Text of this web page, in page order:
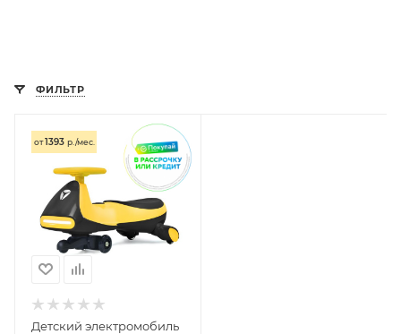
ФИЛЬТР
от1393 р./мес.
Детский электромобиль